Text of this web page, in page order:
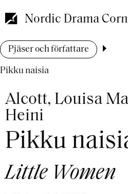
till
huvudinnehåll
Nordic Drama
Länkstig
Pjäser och författare
Pikku naisia
Alcott, Louisa
Heini
Pikku
Little Women